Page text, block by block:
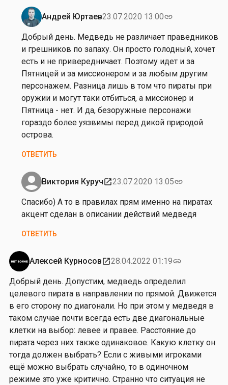
Андрей Юртаев23.07.2020 13:00link
Ответ
на
от
В
и
к
т
о
р
и
К
р
ч
Добрый день. Медведь не различает праведников
и грешников по запаху. Он просто голодный, хочет
есть и не привередничает. Поэтому идет и за
Пятницей и за миссионером и за любым другим
персонажем. Разница лишь в том что пираты при
оружии и могут таки отбиться, а миссионер и
Пятница - нет. И да, безоружные персонажи
гораздо более уязвимы перед дикой природой
острова.
ОТВЕТИТЬ
Виктория Куруч open_in_new23.07.2020 13:05link
Ответ
на
от
и
к
т
о
р
и
я
К
у
р
у
ч
Спасибо) А то в правилах прям именно на пиратах
акцент сделан в описании действий медведя
ОТВЕТИТЬ
Алексей Курносов open_in_new28.04.2022 01:19link
Добрый день. Допустим, медведь определил
целевого пирата в направлении по прямой. Движется
в его сторону по диагонали. Но при этом у медведя в
таком случае почти всегда есть две диагональные
клетки на выбор: левее и правее. Расстояние до
пирата через них также одинаковое. Какую клетку он
тогда должен выбрать? Если с живыми игроками
ещё можно выбрать случайно, то в одиночном
режиме это уже критично. Странно что ситуация не